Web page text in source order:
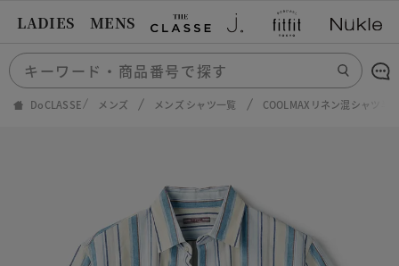
LADIES MENS
DoCLASSE メンズ メンズ シャツ一覧 COOLMAXリネン混シャツ半